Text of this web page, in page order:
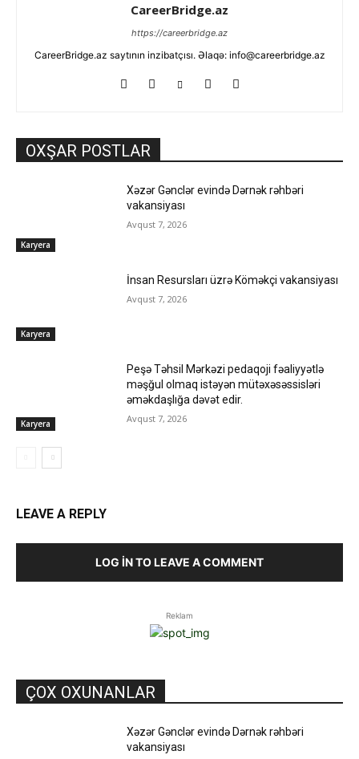
CareerBridge.az
https://careerbridge.az
CareerBridge.az saytının inzibatçısı. Əlaqə: info@careerbridge.az
OXŞAR POSTLAR
Karyera
Xəzər Gənclər evində Dərnək rəhbəri
vakansiyası
Avqust 7, 2026
Karyera
İnsan Resursları üzrə Köməkçi vakansiyası
Avqust 7, 2026
Karyera
Peşə Təhsil Mərkəzi pedaqoji fəaliyyətlə
məşğul olmaq istəyən mütəxəsəssisləri
əməkdaşlığa dəvət edir.
Avqust 7, 2026
LEAVE A REPLY
LOG IN TO LEAVE A COMMENT
Reklam
ÇOX OXUNANLAR
Xəzər Gənclər evində Dərnək rəhbəri
vakansiyası